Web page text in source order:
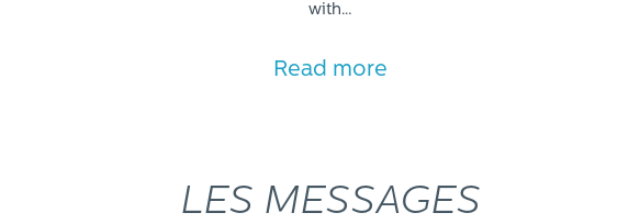
with…
Read more
LES MESSAGES